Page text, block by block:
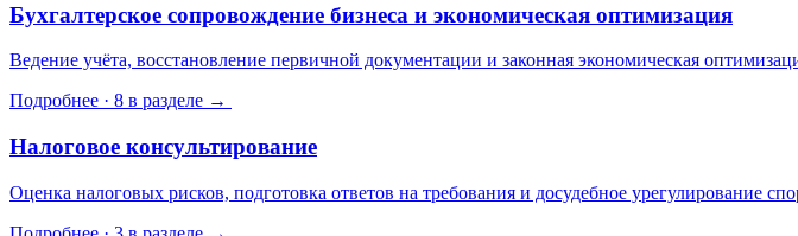
Бухгалтерское сопровождение бизнеса и экономическая оптимизация
Ведение учёта, восстановление первичной документации и законная экономическая
Подробнее · 8 в разделе →
Налоговое консультирование
Оценка налоговых рисков, подготовка ответов на требования и досудебное урегулирование